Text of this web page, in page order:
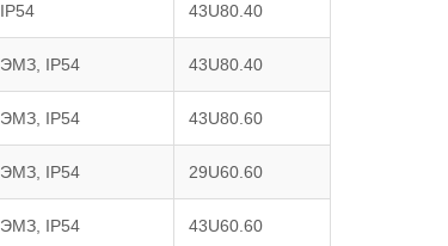
IP54 43U80.40
ЭМЗ, IP54 43U80.40
ЭМЗ, IP54 43U80.60
ЭМЗ, IP54 29U60.60
ЭМЗ, IP54 43U60.60